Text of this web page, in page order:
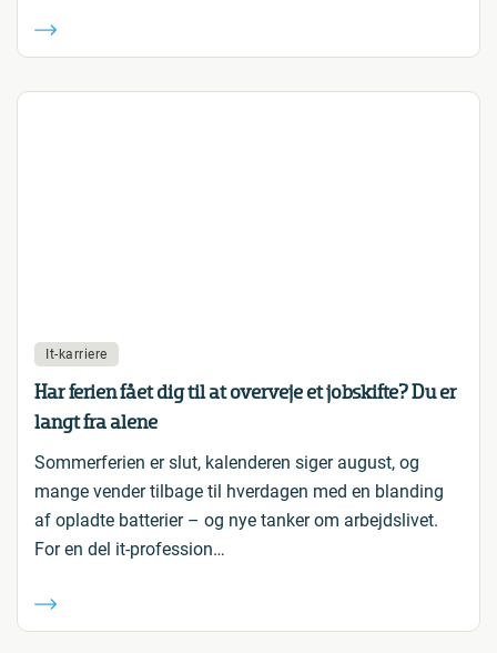
It-karriere
Har ferien fået dig til at overveje et jobskifte? Du er
langt fra alene
Sommerferien er slut, kalenderen siger august, og
mange vender tilbage til hverdagen med en blanding
af opladte batterier – og nye tanker om arbejdslivet.
For en del it-profession…